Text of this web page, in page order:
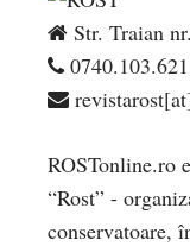
Str. Traian
0740.103.621
ROSTonline.ro
“Rost” -
conservatoare,